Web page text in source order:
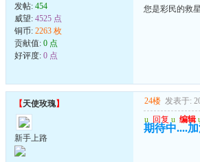
发帖: 454
威望: 4525 点
铜币: 2263 枚
贡献值: 0 点
好评度: 0 点
您是彩民的救
【天使玫瑰】
新手上路
24楼 发表于:
u 回复 u 编辑
期待中....